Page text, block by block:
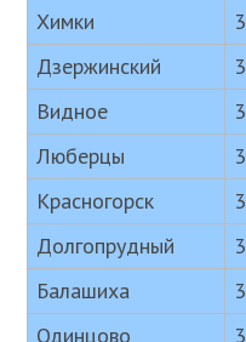
Химки
Дзержинский
Видное
Люберцы
Красногорск
Долгопрудный
Балашиха
Одинцово